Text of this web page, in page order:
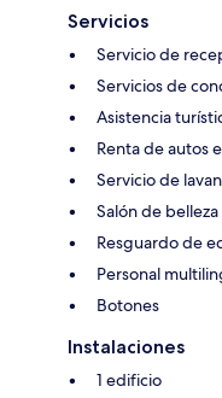
Servicios
Servicio de
Servicios de
Asistencia
Renta de autos
Servicio de
Salón de belleza
Resguardo de
Personal
Botones
Instalaciones
1 edificio